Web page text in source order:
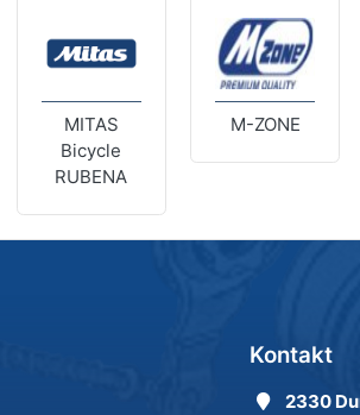
MITAS
Bicycle
RUBENA
M-ZONE
Kontakt
2330